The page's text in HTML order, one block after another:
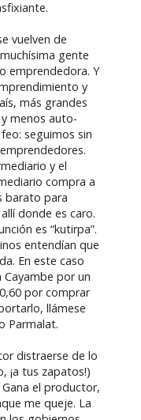
vuelven de
gente
emprendedora. Y
y
más grandes
menos auto-
seguimos sin
y el
compra a
barato para
donde es caro.
es “kutirpa”.
entendían que
En este caso
por un
por comprar
llámese
Parmalat.
distraerse de lo
¡a tus zapatos!)
el productor,
me queje. La